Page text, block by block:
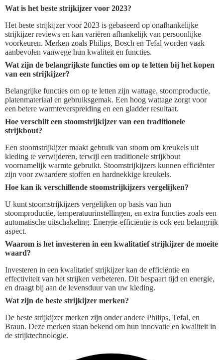
Wat is het beste strijkijzer voor 2023?
Het beste strijkijzer voor 2023 is gebaseerd op onafhankelijke
strijkijzer reviews en kan variëren afhankelijk van persoonlijke
voorkeuren. Merken zoals Philips, Bosch en Tefal worden vaak
aanbevolen vanwege hun kwaliteit en functies.
Wat zijn de belangrijkste functies om op te letten bij het kopen
van een strijkijzer?
Belangrijke functies om op te letten zijn wattage, stoomproductie,
platenmateriaal en gebruiksgemak. Een hoog wattage zorgt voor
een betere warmteverspreiding en een gladder resultaat.
Hoe verschilt een stoomstrijkijzer van een traditionele
strijkbout?
Een stoomstrijkijzer maakt gebruik van stoom om kreukels uit
kleding te verwijderen, terwijl een traditionele strijkbout
voornamelijk warmte gebruikt. Stoomstrijkijzers kunnen efficiënter
zijn voor zwaardere stoffen en hardnekkige kreukels.
Hoe kan ik verschillende stoomstrijkijzers vergelijken?
U kunt stoomstrijkijzers vergelijken op basis van hun
stoomproductie, temperatuurinstellingen, en extra functies zoals een
automatische uitschakeling. Energie-efficiëntie is ook een belangrijk
aspect.
Waarom is het investeren in een kwalitatief strijkijzer de moeite
waard?
Investeren in een kwalitatief strijkijzer kan de efficiëntie en
effectiviteit van het strijken verbeteren. Dit bespaart tijd en energie,
en draagt bij aan de levensduur van uw kleding.
Wat zijn de beste strijkijzer merken?
De beste strijkijzer merken zijn onder andere Philips, Tefal, en
Braun. Deze merken staan bekend om hun innovatie en kwaliteit in
de strijktechnologie.